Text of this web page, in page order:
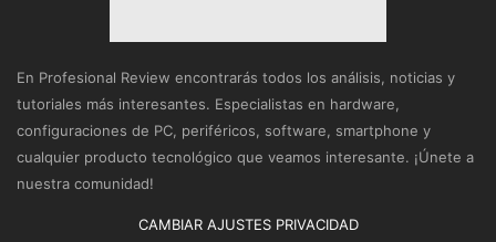
En Profesional Review encontrarás todos los análisis, noticias y
tutoriales más interesantes. Especialistas en hardware,
configuraciones de PC, periféricos, software, smartphone y
cualquier producto tecnológico que veamos interesante. ¡Únete a
nuestra comunidad!
CAMBIAR AJUSTES PRIVACIDAD